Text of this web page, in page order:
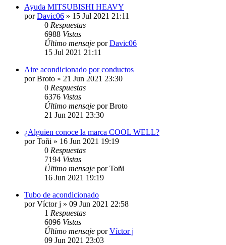
Ayuda MITSUBISHI HEAVY
porDavic06 » 15 Jul 2021 21:11
0 Respuestas
6988 Vistas
Último mensaje porDavic06
15 Jul 2021 21:11
Aire acondicionado por conductos
porBroto » 21 Jun 2021 23:30
0 Respuestas
6376 Vistas
Último mensaje porBroto
21 Jun 2021 23:30
¿Alguien conoce la marca COOL WELL?
porToñi » 16 Jun 2021 19:19
0 Respuestas
7194 Vistas
Último mensaje porToñi
16 Jun 2021 19:19
Tubo de acondicionado
porVíctor j » 09 Jun 2021 22:58
1 Respuestas
6096 Vistas
Último mensaje porVíctor j
09 Jun 2021 23:03